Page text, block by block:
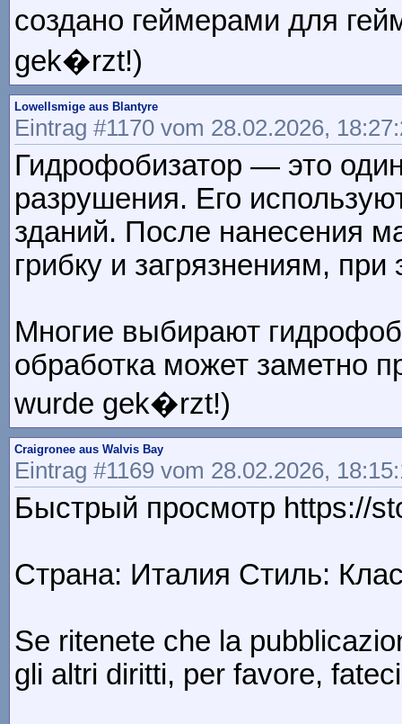
создано геймерами для
gek�rzt!)
Lowellsmige aus Blantyre
Eintrag #1170 vom 28.02.2026,
Гидрофобизатор — это
разрушения. Его
зданий. После нанесения
грибку и загрязнениям,
Многие выбирают
обработка может заметно
wurde gek�rzt!)
Craigronee aus Walvis Bay
Eintrag #1169 vom 28.02.2026,
Быстрый просмотр https://
Страна: Италия Стиль:
Se ritenete che la
gli altri diritti, per favore,